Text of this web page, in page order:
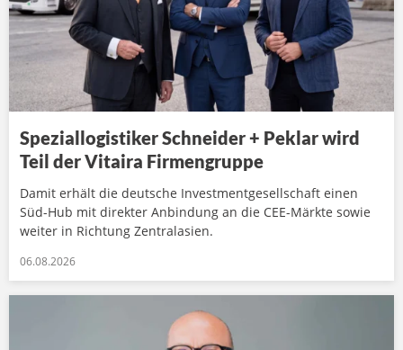
Speziallogistiker Schneider + Peklar wird
Teil der Vitaira Firmengruppe
Damit erhält die deutsche Investmentgesellschaft einen
Süd-Hub mit direkter Anbindung an die CEE-Märkte sowie
weiter in Richtung Zentralasien.
06.08.2026